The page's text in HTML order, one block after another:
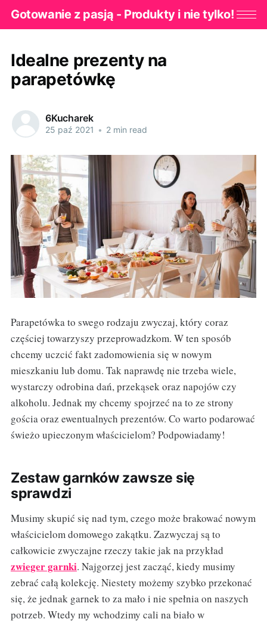
Gotowanie z pasją - Produkty i nie tylko!
Idealne prezenty na
parapetówkę
6Kucharek
25 paź 2021 • 2 min read
Parapetówka to swego rodzaju zwyczaj, który coraz
częściej towarzyszy przeprowadzkom. W ten sposób
chcemy uczcić fakt zadomowienia się w nowym
mieszkaniu lub domu. Tak naprawdę nie trzeba wiele,
wystarczy odrobina dań, przekąsek oraz napojów czy
alkoholu. Jednak my chcemy spojrzeć na to ze strony
gościa oraz ewentualnych prezentów. Co warto podarować
świeżo upieczonym właścicielom? Podpowiadamy!
Zestaw garnków zawsze się
sprawdzi
Musimy skupić się nad tym, czego może brakować nowym
właścicielom domowego zakątku. Zazwyczaj są to
całkowicie zwyczajne rzeczy takie jak na przykład
zwieger garnki. Najgorzej jest zacząć, kiedy musimy
zebrać całą kolekcję. Niestety możemy szybko przekonać
się, że jednak garnek to za mało i nie spełnia on naszych
potrzeb. Wtedy my wchodzimy cali na biało w